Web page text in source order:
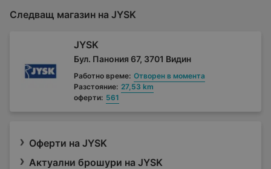
Следващ магазин на JYSK
JYSK
Бул. Панония 67, 3701 Видин
Работно време: Отворен в момента
Разстояние: 27,53 km
оферти: 561
Оферти на JYSK
Актуални брошури на JYSK